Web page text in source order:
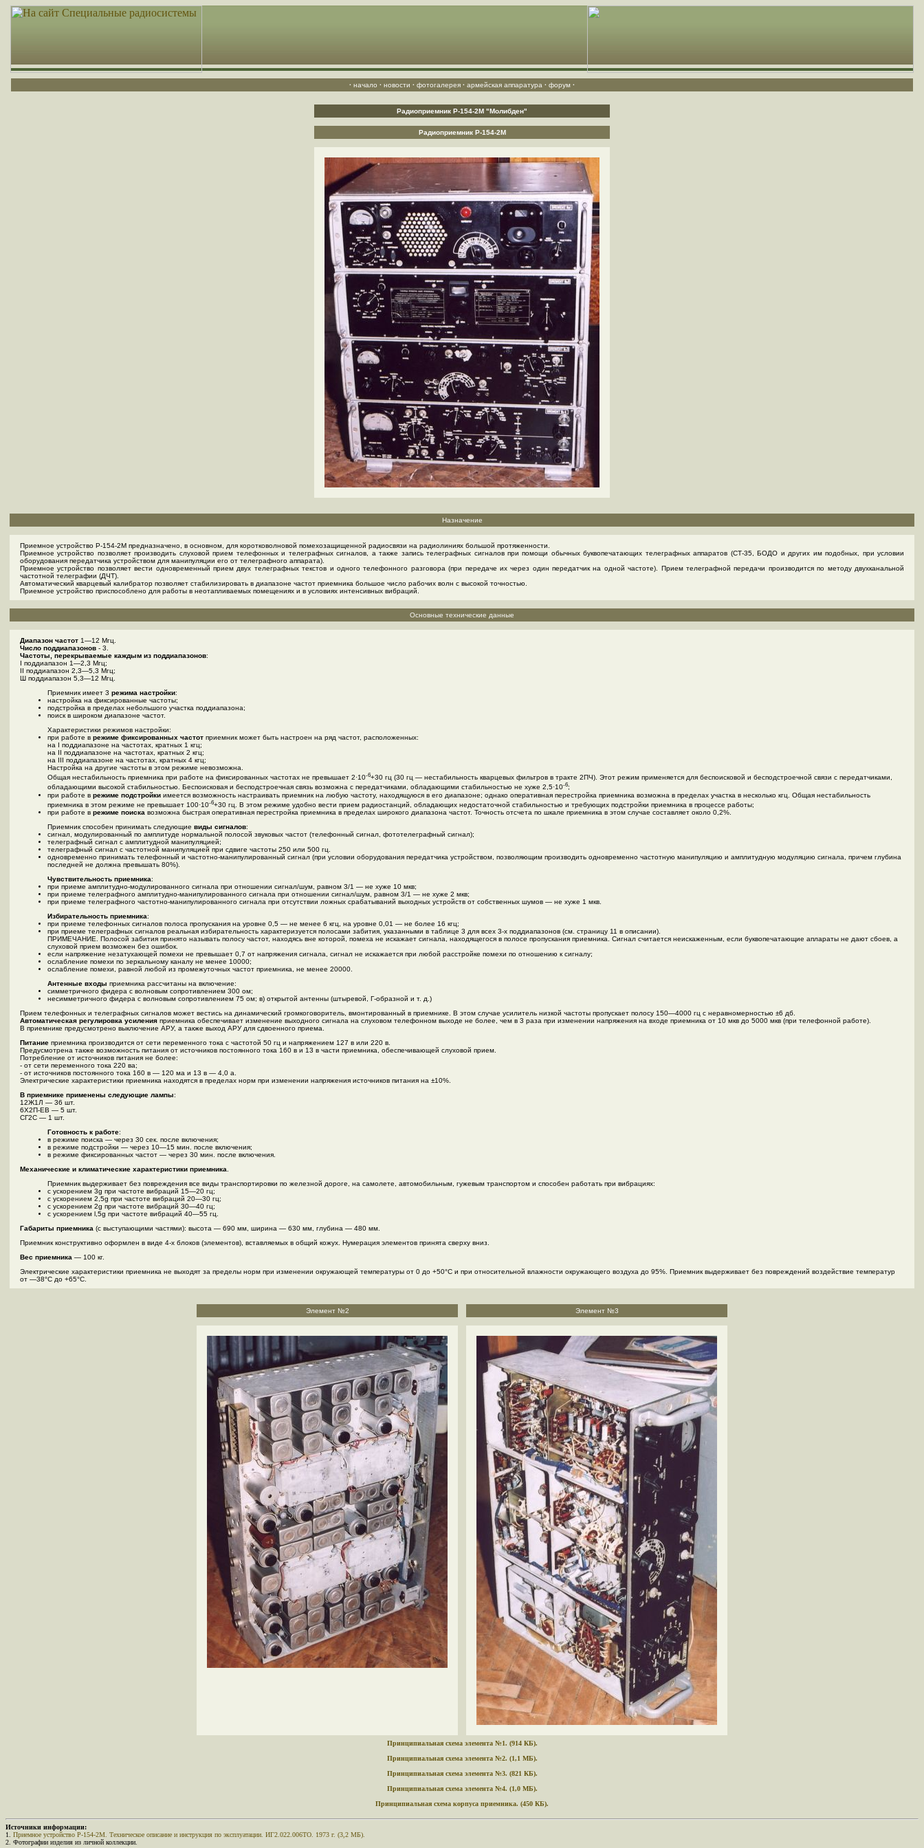
· начало · новости · фотогалерея · армейская аппаратура · форум ·
Радиоприемник Р-154-2М "Молибден"
Радиоприемник Р-154-2М
Назначение
Приемное устройство Р-154-2М предназначено, в основном, для коротковолновой помехозащищенной радиосвязи на радиолиниях большой протяженности.
Приемное устройство позволяет производить слуховой прием телефонных и телеграфных сигналов, а также запись телеграфных сигналов при помощи обычных буквопечатающих телеграфных аппаратов (СТ-35, БОДО и других им подобных, при условии
оборудования передатчика устройством для манипуляции его от телеграфного аппарата).
Приемное устройство позволяет вести одновременный прием двух телеграфных текстов и одного телефонного разговора (при передаче их через один передатчик на одной частоте). Прием телеграфной передачи производится по методу двухканальной
частотной телеграфии (ДЧТ).
Автоматический кварцевый калибратор позволяет стабилизировать в диапазоне частот приемника большое число рабочих волн с высокой точностью.
Приемное устройство приспособлено для работы в неотапливаемых помещениях и в условиях интенсивных вибраций.
Основные технические данные
Диапазон частот 1—12 Мгц.
Число поддиапазонов - 3.
Частоты, перекрываемые каждым из поддиапазонов:
I поддиапазон 1—2,3 Мгц;
II поддиапазон 2,3—5,3 Мгц;
Ш поддиапазон 5,3—12 Мгц.
Приемник имеет 3 режима настройки:
настройка на фиксированные частоты;
подстройка в пределах небольшого участка поддиапазона;
поиск в широком диапазоне частот.
Характеристики режимов настройки:
при работе в режиме фиксированных частот приемник может быть настроен на ряд частот, расположенных:
на I поддиапазоне на частотах, кратных 1 кгц;
на II поддиапазоне на частотах, кратных 2 кгц;
на III поддиапазоне на частотах, кратных 4 кгц;
Настройка на другие частоты в этом режиме невозможна.
Общая нестабильность приемника при работе на фиксированных частотах не превышает 2·10-6+30 гц (30 гц — нестабильность кварцевых фильтров в тракте 2ПЧ). Этот режим применяется для беспоисковой и бесподстроечной связи с передатчиками,
обладающими высокой стабильностью. Беспоисковая и бесподстроечная связь возможна с передатчиками, обладающими стабильностью не хуже 2,5·10-6;
при работе в режиме подстройки имеется возможность настраивать приемник на любую частоту, находящуюся в его диапазоне; однако оперативная перестройка приемника возможна в пределах участка в несколько кгц. Общая нестабильность
приемника в этом режиме не превышает 100·10-6+30 гц. В этом режиме удобно вести прием радиостанций, обладающих недостаточной стабильностью и требующих подстройки приемника в процессе работы;
при работе в режиме поиска возможна быстрая оперативная перестройка приемника в пределах широкого диапазона частот. Точность отсчета по шкале приемника в этом случае составляет около 0,2%.
Приемник способен принимать следующие виды сигналов:
сигнал, модулированный по амплитуде нормальной полосой звуковых частот (телефонный сигнал, фототелеграфный сигнал);
телеграфный сигнал с амплитудной манипуляцией;
телеграфный сигнал с частотной манипуляцией при сдвиге частоты 250 или 500 гц.
одновременно принимать телефонный и частотно-манипулированный сигнал (при условии оборудования передатчика устройством, позволяющим производить одновременно частотную манипуляцию и амплитудную модуляцию сигнала, причем глубина
последней не должна превышать 80%).
Чувствительность приемника:
при приеме амплитудно-модулированного сигнала при отношении сигнал/шум, равном 3/1 — не хуже 10 мкв;
при приеме телеграфного амплитудно-манипулированного сигнала при отношении сигнал/шум, равном 3/1 — не хуже 2 мкв;
при приеме телеграфного частотно-манипулированного сигнала при отсутствии ложных срабатываний выходных устройств от собственных шумов — не хуже 1 мкв.
Избирательность приемника:
при приеме телефонных сигналов полоса пропускания на уровне 0,5 — не менее 6 кгц, на уровне 0,01 — не более 16 кгц;
при приеме телеграфных сигналов реальная избирательность характеризуется полосами забития, указанными в таблице 3 для всех 3-х поддиапазонов (см. страницу 11 в описании).
ПРИМЕЧАНИЕ. Полосой забития принято называть полосу частот, находясь вне которой, помеха не искажает сигнала, находящегося в полосе пропускания приемника. Сигнал считается неискаженным, если буквопечатающие аплараты не дают сбоев, а
слуховой прием возможен без ошибок.
если напряжение незатухающей помехи не превышает 0,7 от напряжения сигнала, сигнал не искажается при любой расстройке помехи по отношению к сигналу;
ослабление помехи по зеркальному каналу не менее 10000;
ослабление помехи, равной любой из промежуточных частот приемника, не менее 20000.
Антенные входы приемника рассчитаны на включение:
симметричного фидера с волновым сопротивлением 300 ом;
несимметричного фидера с волновым сопротивлением 75 ом; в) открытой антенны (штыревой, Г-образной и т. д.)
Прием телефонных и телеграфных сигналов может вестись на динамический громкоговоритель, вмонтированный в приемнике. В этом случае усилитель низкой частоты пропускает полосу 150—4000 гц с неравномерностью ±6 дб.
Автоматическая регулировка усиления приемника обеспечивает изменение выходного сигнала на слуховом телефонном выходе не более, чем в 3 раза при изменении напряжения на входе приемника от 10 мкв до 5000 мкв (при телефонной работе).
В приемнике предусмотрено выключение АРУ, а также выход АРУ для сдвоенного приема.
Питание приемника производится от сети переменного тока с частотой 50 гц и напряжением 127 в или 220 в.
Предусмотрена также возможность питания от источников постоянного тока 160 в и 13 в части приемника, обеспечивающей слуховой прием.
Потребление от источников питания не более:
- от сети переменного тока 220 ва;
- от источников постоянного тока 160 в — 120 ма и 13 в — 4,0 а.
Электрические характеристики приемника находятся в пределах норм при изменении напряжения источников питания на ±10%.
В приемнике применены следующие лампы:
12Ж1Л — 36 шт.
6Х2П-ЕВ — 5 шт.
СГ2С — 1 шт.
Готовность к работе:
в режиме поиска — через 30 сек. после включения;
в режиме подстройки — через 10—15 мин. после включения;
в режиме фиксированных частот — через 30 мин. после включения.
Механические и климатические характеристики приемника
Приемник выдерживает без повреждения все виды транспортировки по железной дороге, на самолете, автомобильным, гужевым транспортом и способен работать при вибрациях:
с ускорением 3g при частоте вибраций 15—20 гц;
с ускорением 2,5g при частоте вибраций 20—30 гц;
с ускорением 2g при частоте вибраций 30—40 гц;
с ускорением l,5g при частоте вибраций 40—55 гц.
Габариты приемника (с выступающими частями): высота — 690 мм, ширина — 630 мм, глубина — 480 мм.
Приемник конструктивно оформлен в виде 4-х блоков (элементов), вставляемых в общий кожух. Нумерация элементов принята сверху вниз.
Вес приемника — 100 кг.
Электрические характеристики приемника не выходят за пределы норм при изменении окружающей температуры от 0 до +50°С и при относительной влажности окружающего воздуха до 95%. Приемник выдерживает без повреждений воздействие температур
от —38°С до +65°С.
Элемент №2 Элемент №3
Принципиальная схема элемента №1. (914 КБ).
Принципиальная схема элемента №2. (1,1 МБ).
Принципиальная схема элемента №3. (821 КБ).
Принципиальная схема элемента №4. (1,0 МБ).
Принципиальная схема корпуса приемника. (450 КБ).
Источники информации:
1. Приемное устройство Р-154-2М. Техническое описание и инструкция по эксплуатации. ИГ2.022.006ТО. 1973 г. (3,2 МБ).
2. Фотографии изделия из личной коллекции.